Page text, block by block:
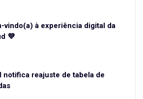
vindo(a) à experiência digital da
💜
notifica reajuste de tabela de